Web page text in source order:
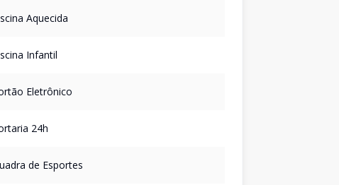
Aquecida
Infantil
Eletrônico
24h
de Esportes